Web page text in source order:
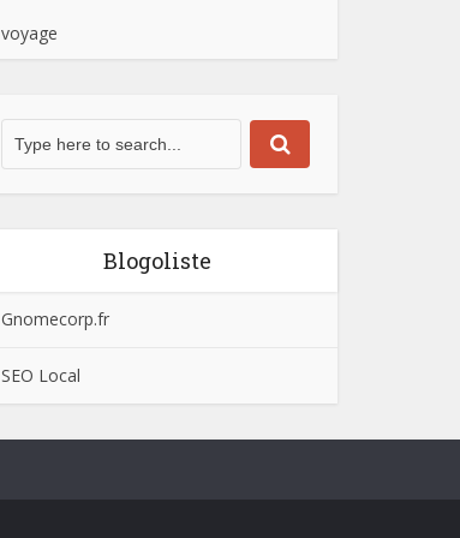
voyage
Blogoliste
Gnomecorp.fr
SEO Local